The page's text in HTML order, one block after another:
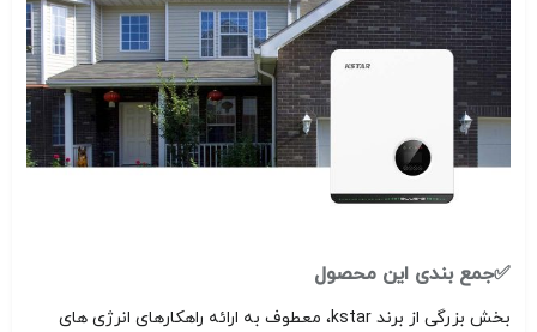
✅جمع بندی این محصول
بخش بزرگی از برند kstar، معطوف به ارائه راهکارهای انرژی های